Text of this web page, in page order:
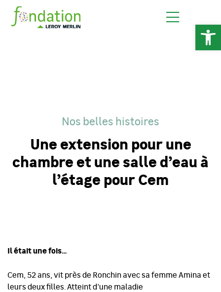
Nos belles histoires
Une extension pour une
chambre et une salle d’eau à
l’étage pour Cem
Il était une fois…
Cem, 52 ans, vit près de Ronchin avec sa femme Amina et
leurs deux filles. Atteint d’une maladie